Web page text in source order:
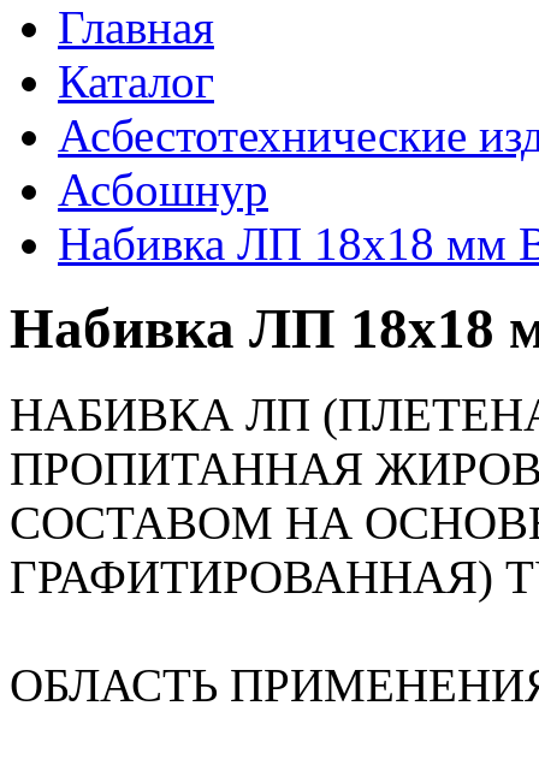
Главная
Каталог
Асбестотехнические
Асбошнур
Набивка ЛП 18х18 мм
Набивка ЛП 18х18
НАБИВКА ЛП
ПРОПИТАННАЯ
СОСТАВОМ НА
ГРАФИТИРОВАННАЯ)
ОБЛАСТЬ